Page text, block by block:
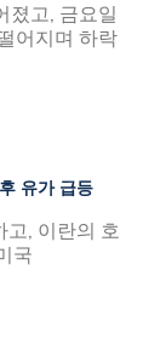
졌고, 금요일
어지며 하락
유가 급등
고, 이란의 호
국